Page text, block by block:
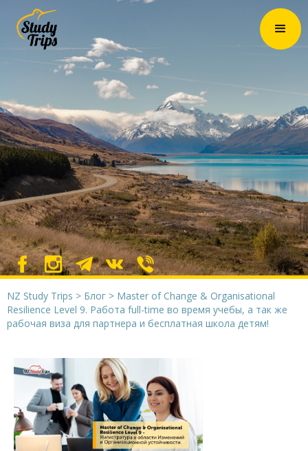
NZ Study Trips > Блог > Master of Change & Organisational
Resilience Level 9. Работа full-time во время учебы, а так же
рабочая виза для партнера и бесплатная школа детям!